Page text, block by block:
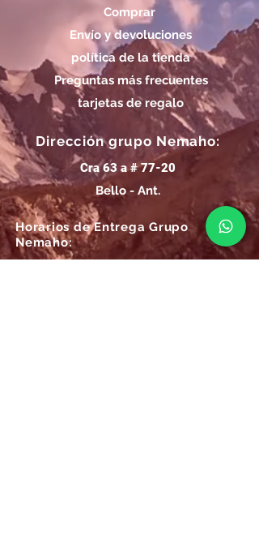
Comprar
Envío y devoluciones
política de la tienda
Preguntas más frecuentes
tarjetas de regalo
Dirección grupo Nemaho:
Cra 63 a # 77-20
Bello - Ant.
Horarios de Entrega Grupo
Nemaho: